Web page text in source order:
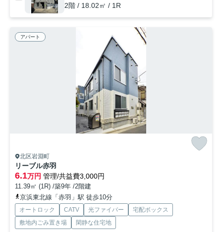
2階 / 18.02㎡ / 1R
アパート
北区岩淵町
リーブル赤羽
6.1万円 管理/共益費3,000円
11.39㎡ (1R) /築9年 /2階建
京浜東北線「赤羽」駅 徒歩10分
オートロック CATV 光ファイバー
宅配ボックス
敷地内ごみ置き場
閑静な住宅地